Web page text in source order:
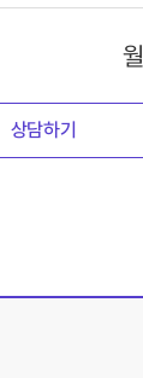
월
상담하기